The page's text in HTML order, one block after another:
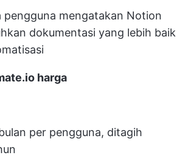
pengguna mengatakan Notion
dokumentasi yang lebih baik
harga
per pengguna, ditagih